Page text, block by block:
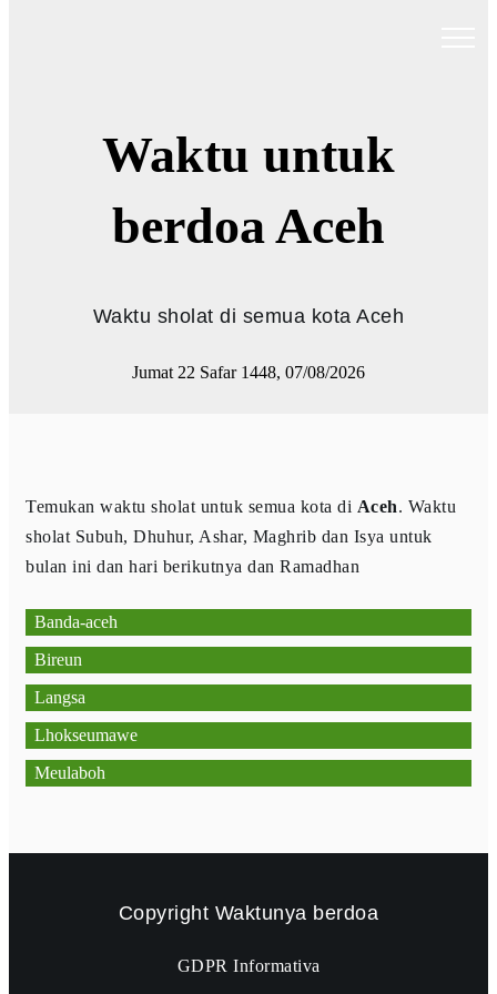
Waktu untuk
berdoa Aceh
Waktu sholat di semua kota Aceh
Jumat 22 Safar 1448, 07/08/2026
Temukan waktu sholat untuk semua kota di Aceh. Waktu
sholat Subuh, Dhuhur, Ashar, Maghrib dan Isya untuk
bulan ini dan hari berikutnya dan Ramadhan
Banda-aceh
Bireun
Langsa
Lhokseumawe
Meulaboh
Copyright Waktunya berdoa
GDPR Informativa